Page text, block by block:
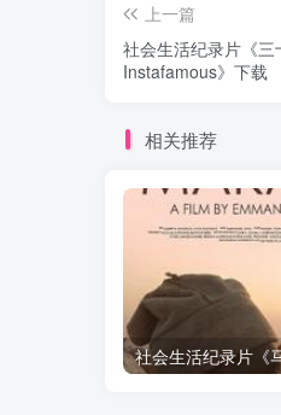
上一篇
社会生活纪录片《
Instafamous》下载
相关推荐